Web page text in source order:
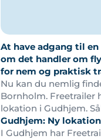
At have adgang til
om det handler om
for nem og praktisk
Nu kan du nemlig
Bornholm. Freetrailer
lokation i Gudhjem.
Gudhjem: Ny
I Gudhjem har